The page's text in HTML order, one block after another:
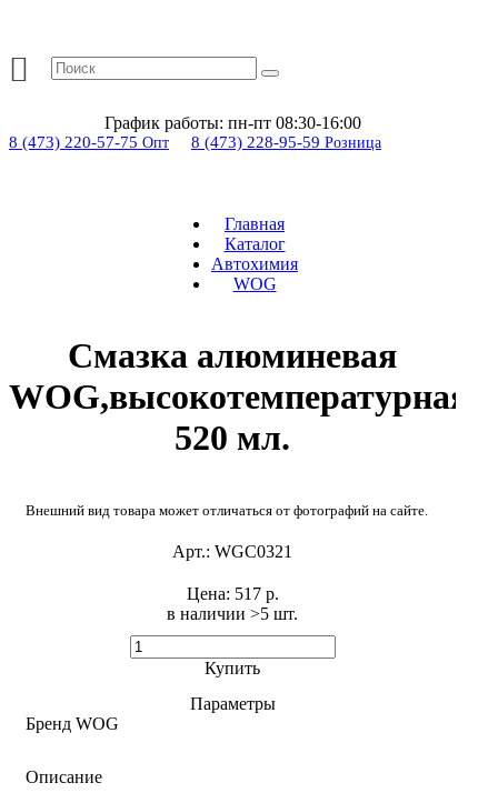
График работы: пн-пт 08:30-16:00
8 (473) 220-57-75 Опт 8 (473) 228-95-59 Розница
Главная
Каталог
Автохимия
WOG
Смазка алюминевая
WOG,высокотемпературная
520 мл.
Внешний вид товара может отличаться от фотографий на сайте.
Арт.: WGC0321
в наличии >5 шт. ​
Цена: 517 р.
Купить
Параметры
Бренд WOG
Описание